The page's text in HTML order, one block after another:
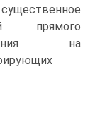
прямого
на